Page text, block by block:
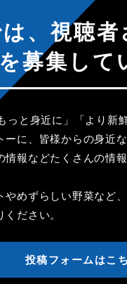
募集して
っと身近に」「より新
ーに、皆様からの身近
情報などたくさんの情
やめずらしい野菜など
ださい。
投稿フォームはこ